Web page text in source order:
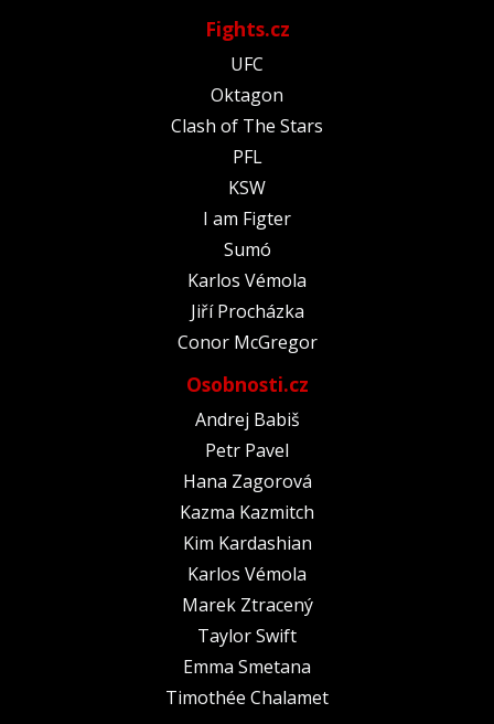
Fights.cz
UFC
Oktagon
Clash of The Stars
PFL
KSW
I am Figter
Sumó
Karlos Vémola
Jiří Procházka
Conor McGregor
Osobnosti.cz
Andrej Babiš
Petr Pavel
Hana Zagorová
Kazma Kazmitch
Kim Kardashian
Karlos Vémola
Marek Ztracený
Taylor Swift
Emma Smetana
Timothée Chalamet